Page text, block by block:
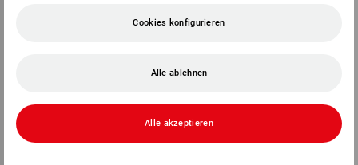
Cookies konfigurieren
Alle ablehnen
Alle akzeptieren